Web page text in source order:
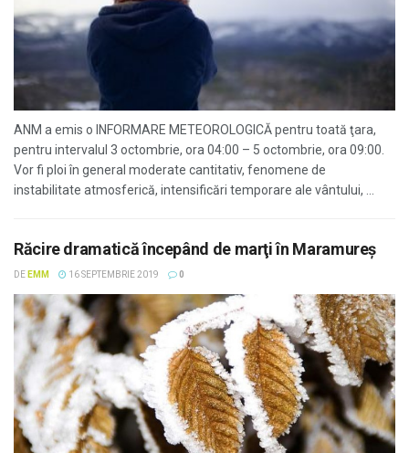
ANM a emis o INFORMARE METEOROLOGICĂ pentru toată ţara,
pentru intervalul 3 octombrie, ora 04:00 – 5 octombrie, ora 09:00.
Vor fi ploi în general moderate cantitativ, fenomene de
instabilitate atmosferică, intensificări temporare ale vântului, ...
Răcire dramatică începând de marţi în Maramureş
DE EMM 16 SEPTEMBRIE 2019 0